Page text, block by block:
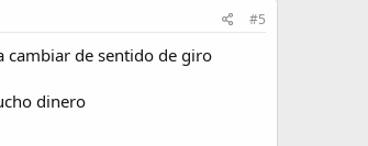
#5
cambiar de sentido de giro
dinero